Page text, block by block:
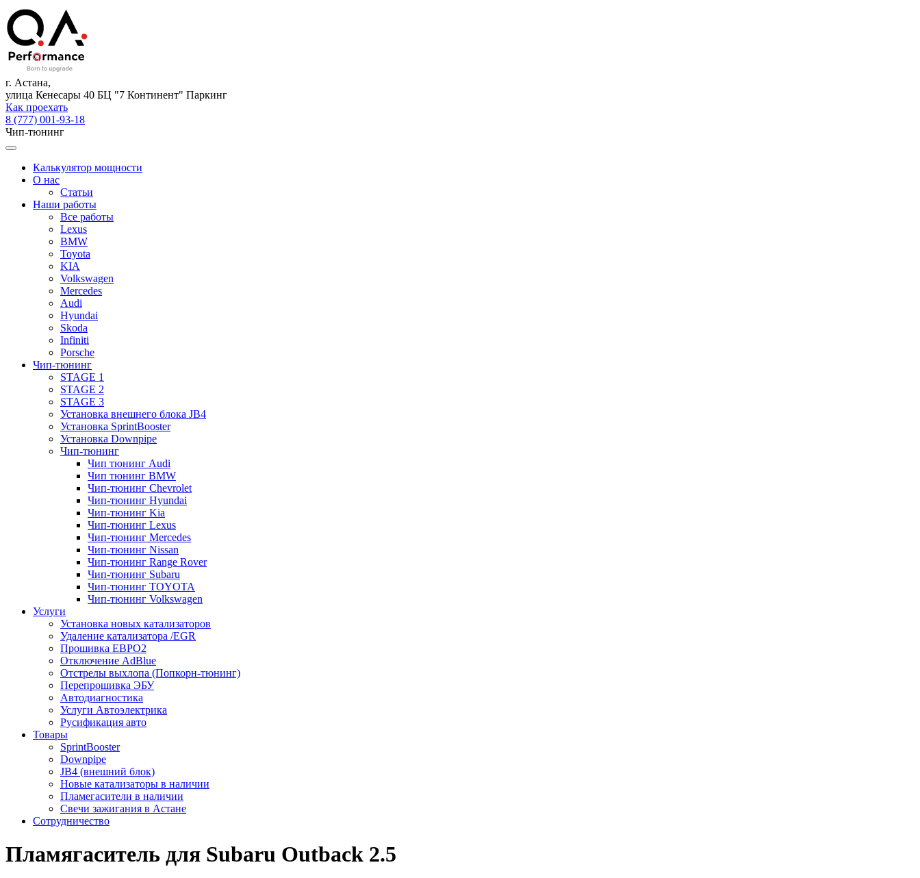
г. Астана,
улица Кенесары 40 БЦ "7 Континент" Паркинг
Как проехать
8 (777) 001-93-18
Чип-тюнинг
Калькулятор мощности
О нас
Статьи
Наши работы
Все работы
Lexus
BMW
Toyota
KIA
Volkswagen
Mercedes
Audi
Hyundai
Skoda
Infiniti
Porsche
Чип-тюнинг
STAGE 1
STAGE 2
STAGE 3
Установка внешнего блока JB4
Установка SprintBooster
Установка Downpipe
Чип-тюнинг
Чип тюнинг Audi
Чип тюнинг BMW
Чип-тюнинг Chevrolet
Чип-тюнинг Hyundai
Чип-тюнинг Kia
Чип-тюнинг Lexus
Чип-тюнинг Mercedes
Чип-тюнинг Nissan
Чип-тюнинг Range Rover
Чип-тюнинг Subaru
Чип-тюнинг TOYOTA
Чип-тюнинг Volkswagen
Услуги
Установка новых катализаторов
Удаление катализатора /EGR
Прошивка ЕВРО2
Отключение AdBlue
Отстрелы выхлопа (Попкорн-тюнинг)
Перепрошивка ЭБУ
Автодиагностика
Услуги Автоэлектрика
Русификация авто
Товары
SprintBooster
Downpipe
JB4 (внешний блок)
Новые катализаторы в наличии
Пламегасители в наличии
Свечи зажигания в Астане
Сотрудничество
Пламягаситель для Subaru Outback 2.5